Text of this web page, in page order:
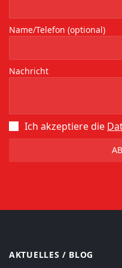
Name/Telefon (optional)
Nachricht
Ich akzeptiere die
AKTUELLES / BLOG